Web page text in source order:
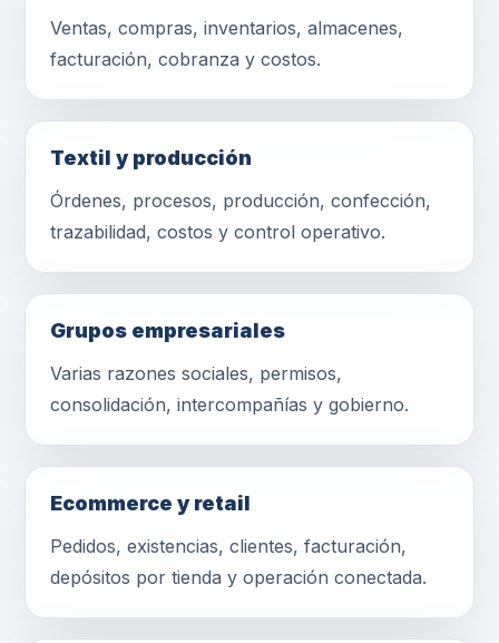
Ventas, compras, inventarios, almacenes,
facturación, cobranza y costos.
Textil y producción
Órdenes, procesos, producción, confección,
trazabilidad, costos y control operativo.
Grupos empresariales
Varias razones sociales, permisos,
consolidación, intercompañías y gobierno.
Ecommerce y retail
Pedidos, existencias, clientes, facturación,
depósitos por tienda y operación conectada.